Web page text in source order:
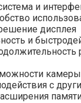
и
дисплея
и
камеры
с